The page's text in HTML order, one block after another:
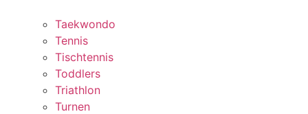
Taekwondo
Tennis
Tischtennis
Toddlers
Triathlon
Turnen